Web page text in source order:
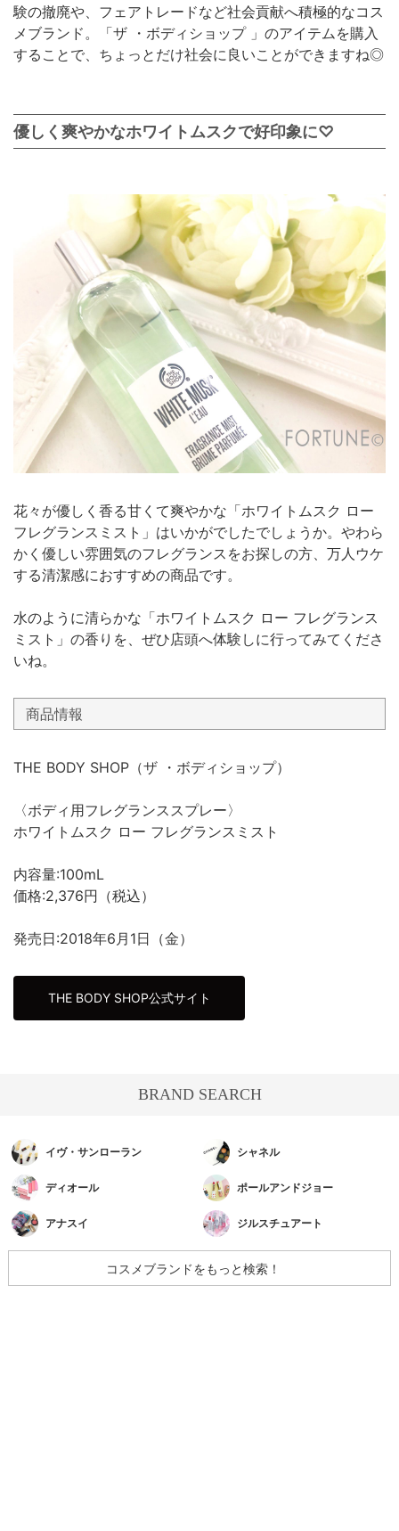
験の撤廃や、フェアトレードなど社会貢献へ積極的なコス
メブランド。「ザ ・ボディショップ 」のアイテムを購入
することで、ちょっとだけ社会に良いことができますね◎
優しく爽やかなホワイトムスクで好印象に♡
花々が優しく香る甘くて爽やかな「ホワイトムスク ロー
フレグランスミスト」はいかがでしたでしょうか。やわら
かく優しい雰囲気のフレグランスをお探しの方、万人ウケ
する清潔感におすすめの商品です。
水のように清らかな「ホワイトムスク ロー フレグランス
ミスト」の香りを、ぜひ店頭へ体験しに行ってみてくださ
いね。
商品情報
THE BODY SHOP（ザ ・ボディショップ）
〈ボディ用フレグランススプレー〉
ホワイトムスク ロー フレグランスミスト
内容量:100mL
価格:2,376円（税込）
発売日:2018年6月1日（金）
THE BODY SHOP公式サイト
BRAND SEARCH
イヴ・サンローラン シャネル
ディオール ポールアンドジョー
アナスイ ジルスチュアート
コスメブランドをもっと検索！